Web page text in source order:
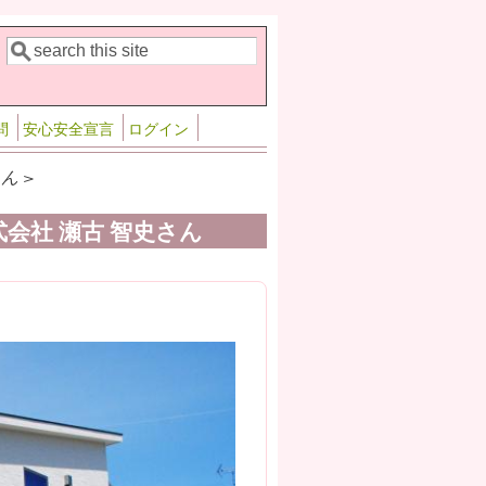
検索フォーム
検索
安心安全宣言 ログイン
>
社 瀬古 智史さん